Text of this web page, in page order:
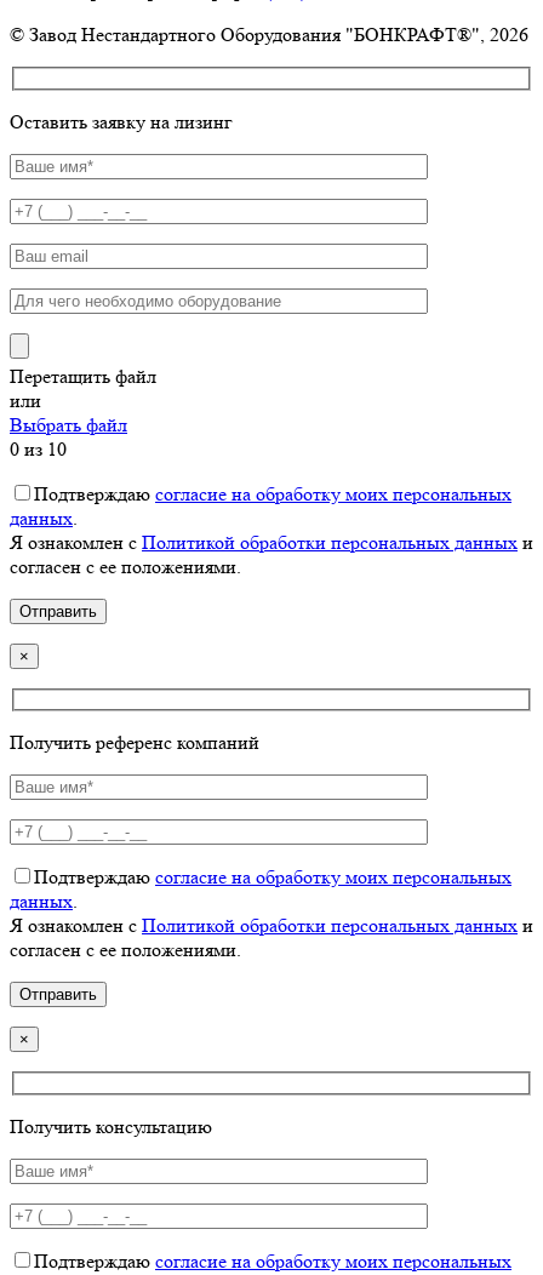
© Завод Нестандартного Оборудования "БОНКРАФТ®", 2026
Оставить заявку на лизинг
Перетащить файл
или
Выбрать файл
0 из 10
Подтверждаю согласие на обработку моих персональных
данных.
Я ознакомлен с Политикой обработки персональных данных и
согласен с ее положениями.
×
Получить референс компаний
Подтверждаю согласие на обработку моих персональных
данных.
Я ознакомлен с Политикой обработки персональных данных и
согласен с ее положениями.
×
Получить консультацию
Подтверждаю согласие на обработку моих персональных